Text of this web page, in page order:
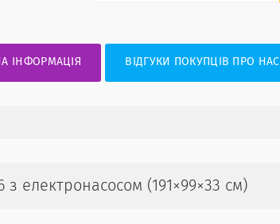
ІНФОРМАЦІЯ ВІДГУКИ ПОКУПЦІВ ПРО НАС
електронасосом (191×99×33 см)